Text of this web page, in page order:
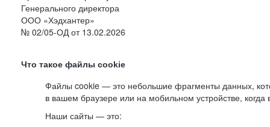
Генерального директора
ООО «Хэдхантер»
№ 02/05-ОД от 13.02.2026
Что такое файлы cookie
Файлы cookie — это небольшие фрагменты данных,
в вашем браузере или на мобильном устройстве,
Наши сайты — это: